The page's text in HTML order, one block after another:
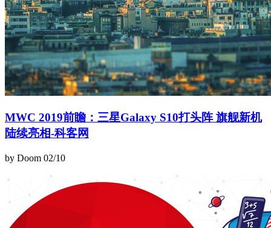
MWC 2019前瞻：三星Galaxy S10打头阵 旗舰新机
陆续亮相-科客网
by Doom 02/10